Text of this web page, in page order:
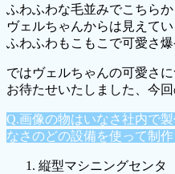
ふわふわな毛並みでこちら
ヴェルちゃんからは見えて
ふわふわもこもこで可愛さ
ではヴェルちゃんの可愛さ
お待たせいたしました、今
Q.画像の物はいなさ社内で
なさのどの設備を使って制
縦型マシニングセンタ